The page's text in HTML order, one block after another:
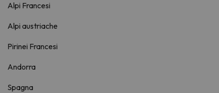
Alpi Francesi
Alpi austriache
Pirinei Francesi
Andorra
Spagna